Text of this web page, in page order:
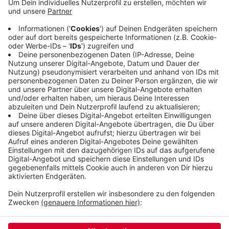
CO2 Emmissionen verursacht, könnten Insekten
Isabell Hausmann, die stellvertretende Vorsitzende
des Gastro-Verbands Dehoga Niederrhein.
Insekten enthalten viel Protein, viele Vitamine und
Mineralstoffe.
Veröffentlicht:Mittwoch, 14.08.2019 06:06
Anzeige
Anzeige